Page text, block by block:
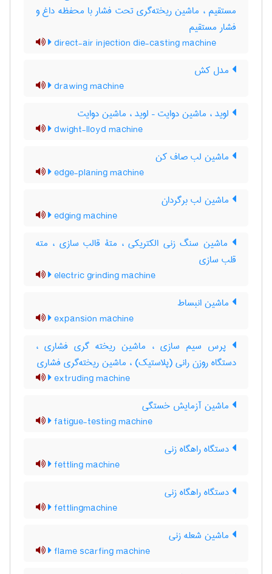
مستقیم ، ماشین ریخته‌گری تحت فشار با محفظه داغ و
فشار مستقیم
direct-air injection die-casting machine
مدل کش
drawing machine
لوید ، ماشین دوایت – لوید ، ماشین دوایت
dwight-lloyd machine
ماشین لب صاف کن
edge-planing machine
ماشین لب برگردان
edging machine
ماشین سنگ زنی الکتریکی ، متۀ قالب سازی ، مته
قلب سازی
electric grinding machine
ماشین انبساط
expansion machine
پرس سیم سازی ، ماشین ریخته گری فشاری ،
دستگاه روزن رانی (پلاستیک) ، ماشین ریخته‌گری فشاری
extruding machine
ماشین آزمایش خستگی
fatigue-testing machine
دستگاه راهگاه زنی
fettling machine
دستگاه راهگاه زنی
fettlingmachine
ماشین شعله زنی
flame scarfing machine